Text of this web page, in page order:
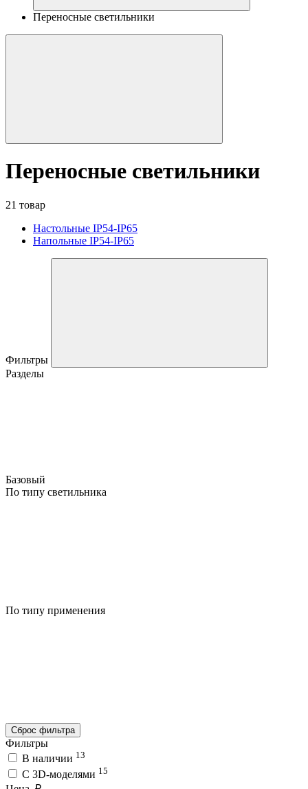
Переносные светильники
Переносные светильники
21 товар
Настольные IP54-IP65
Напольные IP54-IP65
Фильтры
Разделы
Базовый
По типу светильника
По типу применения
Сброс фильтра
Фильтры
В наличии 13
C 3D-моделями 15